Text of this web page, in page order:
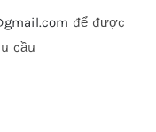
để được
cầu